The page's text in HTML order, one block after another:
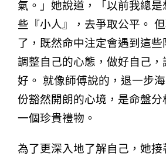
氣。」她說道，「以前我總是
些『小人』，去爭取公平。
了，既然命中注定會遇到這些
調整自己的心態，做好自己，
好。 就像師傅說的，退一步
份豁然開朗的心境，是命盤分
一個珍貴禮物。
為了更深入地了解自己，她接